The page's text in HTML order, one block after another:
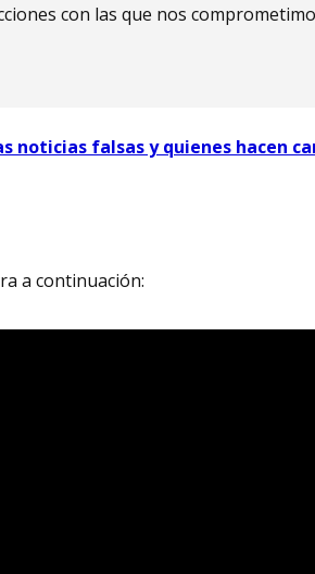
con las que nos
noticias falsas y quienes hacen
a continuación: